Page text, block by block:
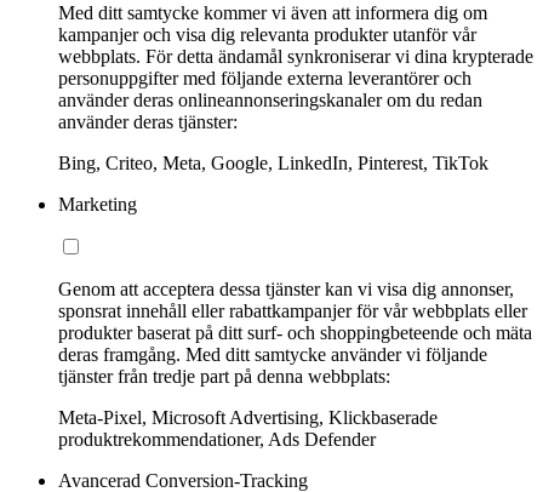
Med ditt samtycke kommer vi även att informera dig om
kampanjer och visa dig relevanta produkter utanför vår
webbplats. För detta ändamål synkroniserar vi dina krypterade
personuppgifter med följande externa leverantörer och
använder deras onlineannonseringskanaler om du redan
använder deras tjänster:
Bing, Criteo, Meta, Google, LinkedIn, Pinterest, TikTok
Marketing
Genom att acceptera dessa tjänster kan vi visa dig annonser,
sponsrat innehåll eller rabattkampanjer för vår webbplats eller
produkter baserat på ditt surf- och shoppingbeteende och mäta
deras framgång. Med ditt samtycke använder vi följande
tjänster från tredje part på denna webbplats:
Meta-Pixel, Microsoft Advertising, Klickbaserade
produktrekommendationer, Ads Defender
Avancerad Conversion-Tracking